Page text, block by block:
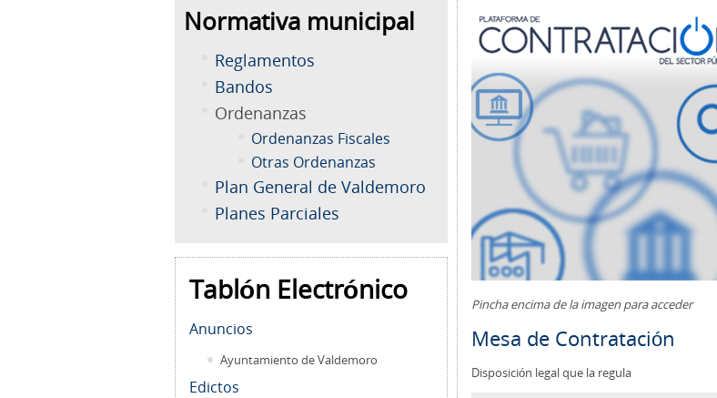
Normativa municipal
Reglamentos
Bandos
Ordenanzas
Ordenanzas Fiscales
Otras Ordenanzas
Plan General de Valdemoro
Planes Parciales
Tablón Electrónico
Anuncios
Ayuntamiento de Valdemoro
Edictos
Pincha encima de la imagen para acceder
Mesa de Contratación
Disposición legal que la regula